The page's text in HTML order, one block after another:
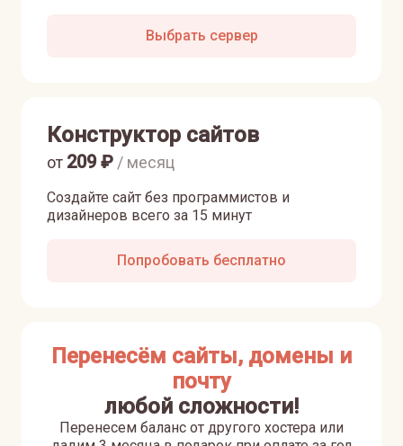
Выбрать сервер
Конструктор сайтов
Создайте сайт без программистов и
дизайнеров всего за 15 минут
от 209₽ / месяц
Попробовать бесплатно
Перенесём сайты, домены и
почту
любой сложности!
Перенесем баланс от другого хостера или